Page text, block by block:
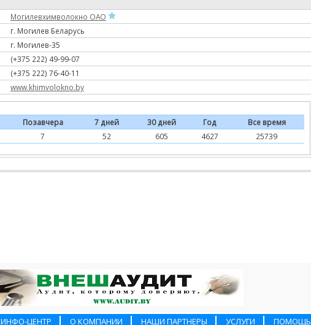
Могилевхимволокно ОАО
г. Могилев Беларусь
г. Могилев-35
(+375 222) 49-99-07
(+375 222) 76-40-11
www.khimvolokno.by
Позавчера 7 дней 30 дней Год
Все время
7 52 605 4627 25739
ИНФО-ЦЕНТР О КОМПАНИИ НАШИ ПАРТНЕРЫ УСЛУГИ ПОМОЩЬ